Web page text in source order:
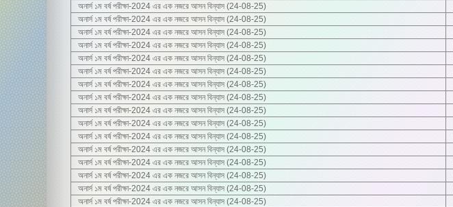
অনার্স ১ম বর্ষ পরীক্ষা-2024 এর এক নজরে আসন বিন্যাস (24-08-25)
অনার্স ১ম বর্ষ পরীক্ষা-2024 এর এক নজরে আসন বিন্যাস (24-08-25)
অনার্স ১ম বর্ষ পরীক্ষা-2024 এর এক নজরে আসন বিন্যাস (24-08-25)
অনার্স ১ম বর্ষ পরীক্ষা-2024 এর এক নজরে আসন বিন্যাস (24-08-25)
অনার্স ১ম বর্ষ পরীক্ষা-2024 এর এক নজরে আসন বিন্যাস (24-08-25)
অনার্স ১ম বর্ষ পরীক্ষা-2024 এর এক নজরে আসন বিন্যাস (24-08-25)
অনার্স ১ম বর্ষ পরীক্ষা-2024 এর এক নজরে আসন বিন্যাস (24-08-25)
অনার্স ১ম বর্ষ পরীক্ষা-2024 এর এক নজরে আসন বিন্যাস (24-08-25)
অনার্স ১ম বর্ষ পরীক্ষা-2024 এর এক নজরে আসন বিন্যাস (24-08-25)
অনার্স ১ম বর্ষ পরীক্ষা-2024 এর এক নজরে আসন বিন্যাস (24-08-25)
অনার্স ১ম বর্ষ পরীক্ষা-2024 এর এক নজরে আসন বিন্যাস (24-08-25)
অনার্স ১ম বর্ষ পরীক্ষা-2024 এর এক নজরে আসন বিন্যাস (24-08-25)
অনার্স ১ম বর্ষ পরীক্ষা-2024 এর এক নজরে আসন বিন্যাস (24-08-25)
অনার্স ১ম বর্ষ পরীক্ষা-2024 এর এক নজরে আসন বিন্যাস (24-08-25)
অনার্স ১ম বর্ষ পরীক্ষা-2024 এর এক নজরে আসন বিন্যাস (24-08-25)
অনার্স ১ম বর্ষ পরীক্ষা-2024 এর এক নজরে আসন বিন্যাস (24-08-25)